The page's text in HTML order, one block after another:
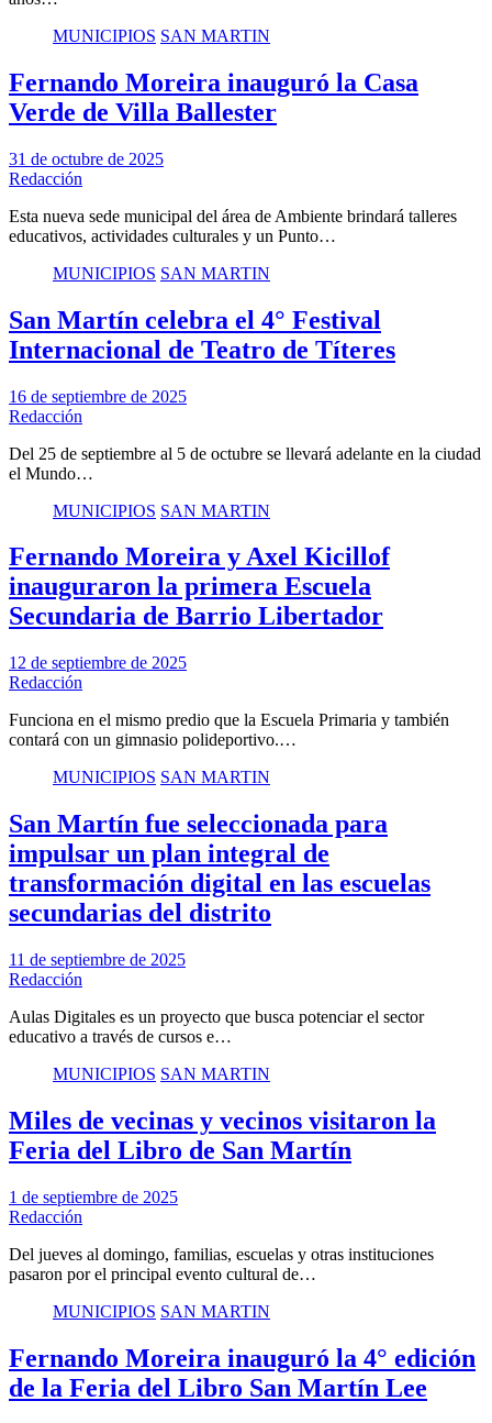
MUNICIPIOS SAN MARTIN
Fernando Moreira inauguró la Casa
Verde de Villa Ballester
31 de octubre de 2025
Redacción
Esta nueva sede municipal del área de Ambiente brindará talleres
educativos, actividades culturales y un Punto…
MUNICIPIOS SAN MARTIN
San Martín celebra el 4° Festival
Internacional de Teatro de Títeres
16 de septiembre de 2025
Redacción
Del 25 de septiembre al 5 de octubre se llevará adelante en la ciudad
el Mundo…
MUNICIPIOS SAN MARTIN
Fernando Moreira y Axel Kicillof
inauguraron la primera Escuela
Secundaria de Barrio Libertador
12 de septiembre de 2025
Redacción
Funciona en el mismo predio que la Escuela Primaria y también
contará con un gimnasio polideportivo.…
MUNICIPIOS SAN MARTIN
San Martín fue seleccionada para
impulsar un plan integral de
transformación digital en las escuelas
secundarias del distrito
11 de septiembre de 2025
Redacción
Aulas Digitales es un proyecto que busca potenciar el sector
educativo a través de cursos e…
MUNICIPIOS SAN MARTIN
Miles de vecinas y vecinos visitaron la
Feria del Libro de San Martín
1 de septiembre de 2025
Redacción
Del jueves al domingo, familias, escuelas y otras instituciones
pasaron por el principal evento cultural de…
MUNICIPIOS SAN MARTIN
Fernando Moreira inauguró la 4° edición
de la Feria del Libro San Martín Lee